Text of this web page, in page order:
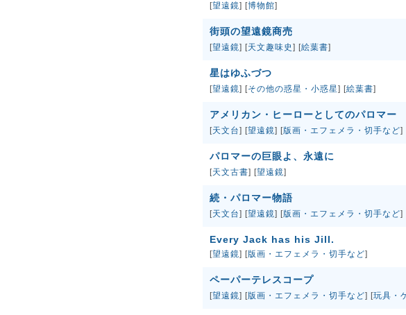
[望遠鏡] [博物館]
街頭の望遠鏡商売
[望遠鏡] [天文趣味史 ] [絵葉書]
星はゆふづつ
[望遠鏡] [その他の惑星・小惑星] [絵葉書]
アメリカン・ヒーローとしてのパロマー
[天文台] [望遠鏡] [版画・エフェメラ・切手など]
パロマーの巨眼よ、永遠に
[天文古書] [望遠鏡]
続・パロマー物語
[天文台] [望遠鏡] [版画・エフェメラ・切手など]
Every Jack has his Jill.
[望遠鏡] [版画・エフェメラ・切手など]
ペーパーテレスコープ
[望遠鏡] [版画・エフェメラ・切手など] [玩具・